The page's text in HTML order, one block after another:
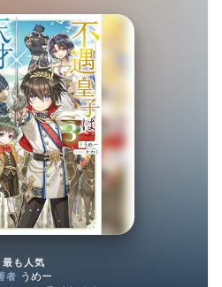
最も人気